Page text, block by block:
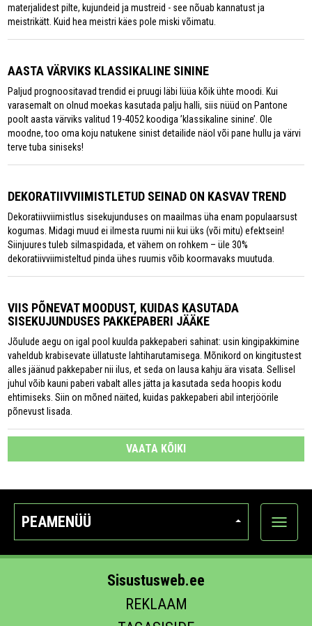
materjalidest pilte, kujundeid ja mustreid - see nõuab kannatust ja
meistrikätt. Kuid hea meistri käes pole miski võimatu.
AASTA VÄRVIKS KLASSIKALINE SININE
Paljud prognoositavad trendid ei pruugi läbi lüüa kõik ühte moodi. Kui
varasemalt on olnud moekas kasutada palju halli, siis nüüd on Pantone
poolt aasta värviks valitud 19-4052 koodiga ’klassikaline sinine’. Ole
moodne, too oma koju natukene sinist detailide näol või pane hullu ja värvi
terve tuba siniseks!
DEKORATIIVVIIMISTLETUD SEINAD ON KASVAV TREND
Dekoratiivviimistlus sisekujunduses on maailmas üha enam populaarsust
kogumas. Midagi muud ei ilmesta ruumi nii kui üks (või mitu) efektsein!
Siinjuures tuleb silmaspidada, et vähem on rohkem – üle 30%
dekoratiivviimisteltud pinda ühes ruumis võib koormavaks muutuda.
VIIS PÕNEVAT MOODUST, KUIDAS KASUTADA
SISEKUJUNDUSES PAKKEPABERI JÄÄKE
Jõulude aegu on igal pool kuulda pakkepaberi sahinat: usin kingipakkimine
vaheldub krabisevate üllatuste lahtiharutamisega. Mõnikord on kingitustest
alles jäänud pakkepaber nii ilus, et seda on lausa kahju ära visata. Sellisel
juhul võib kauni paberi vabalt alles jätta ja kasutada seda hoopis kodu
ehtimiseks. Siin on mõned näited, kuidas pakkepaberi abil interjöörile
põnevust lisada.
VAATA KÕIKI
PEAMENÜÜ
Ava
Sisustusweb.ee
REKLAAM